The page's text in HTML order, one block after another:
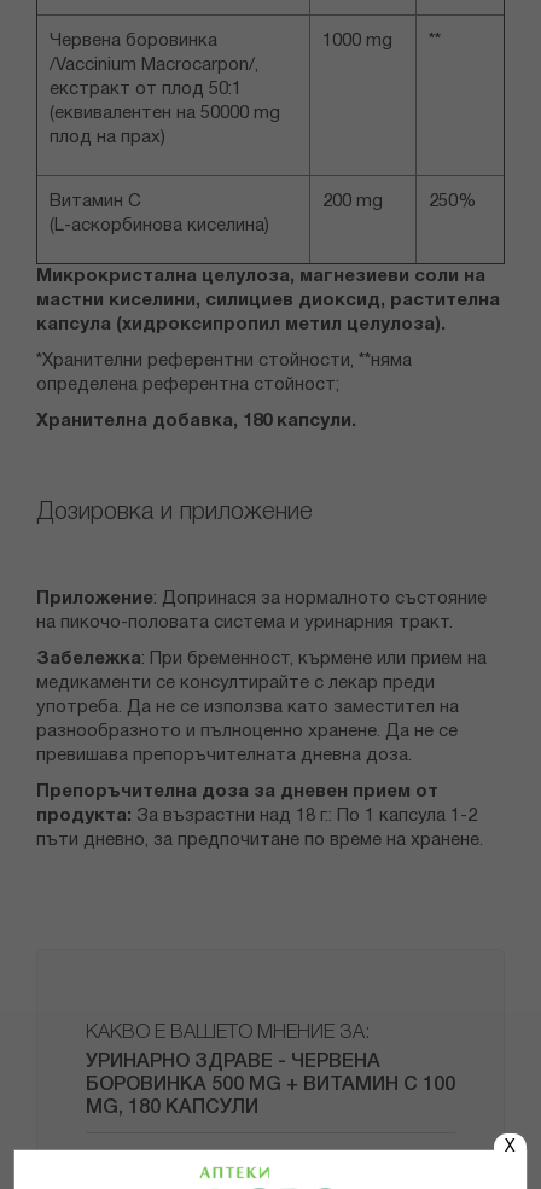
X
Червена боровинка
/Vaccinium Macrocarpon/,
екстракт от плод 50:1
(еквивалентен на 50000 mg
плод на прах)
1000 mg **
Витамин С
(L-аскорбинова киселина)
200 mg 250%
Микрокристална целулоза, магнезиеви соли на
мастни киселини, силициев диоксид, растителна
капсула (хидроксипропил метил целулоза).
*Хранителни референтни стойности, **няма
определена референтна стойност;
Хранителна добавка, 180 капсули.
Дозировка и приложение
Приложение: Допринася за нормалното състояние
на пикочо-половата система и уринарния тракт.
Забележка: При бременност, кърмене или прием на
медикаменти се консултирайте с лекар преди
употреба. Да не се използва като заместител на
разнообразното и пълноценно хранене. Да не се
превишава препоръчителната дневна доза.
Препоръчителна доза за дневен прием от
продукта: За възрастни над 18 г.: По 1 капсула 1-2
пъти дневно, за предпочитане по време на хранене.
КАКВО Е ВАШЕТО МНЕНИЕ ЗА:
УРИНАРНО ЗДРАВЕ - ЧЕРВЕНА
БОРОВИНКА 500 MG + ВИТАМИН С 100
MG, 180 КАПСУЛИ